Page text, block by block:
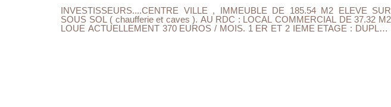
INVESTISSEURS....CENTRE VILLE , IMMEUBLE DE 185.54 M2 ELEVE SUR
SOUS SOL ( chaufferie et caves ). AU RDC : LOCAL COMMERCIAL DE 37.32 M2
LOUE ACTUELLEMENT 370 EUROS / MOIS. 1 ER ET 2 IEME ETAGE : DUPLEX